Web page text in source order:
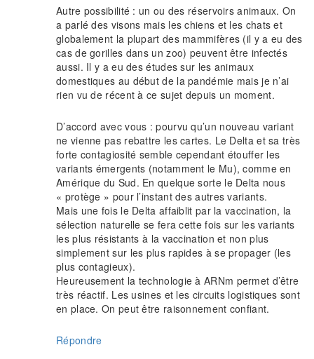
Autre possibilité : un ou des réservoirs animaux. On
a parlé des visons mais les chiens et les chats et
globalement la plupart des mammifères (il y a eu des
cas de gorilles dans un zoo) peuvent être infectés
aussi. Il y a eu des études sur les animaux
domestiques au début de la pandémie mais je n’ai
rien vu de récent à ce sujet depuis un moment.
D’accord avec vous : pourvu qu’un nouveau variant
ne vienne pas rebattre les cartes. Le Delta et sa très
forte contagiosité semble cependant étouffer les
variants émergents (notamment le Mu), comme en
Amérique du Sud. En quelque sorte le Delta nous
« protège » pour l’instant des autres variants.
Mais une fois le Delta affaiblit par la vaccination, la
sélection naturelle se fera cette fois sur les variants
les plus résistants à la vaccination et non plus
simplement sur les plus rapides à se propager (les
plus contagieux).
Heureusement la technologie à ARNm permet d’être
très réactif. Les usines et les circuits logistiques sont
en place. On peut être raisonnement confiant.
Répondre